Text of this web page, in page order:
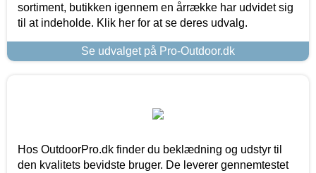
sortiment, butikken igennem en årrække har udvidet sig
til at indeholde. Klik her for at se deres udvalg.
Se udvalget på Pro-Outdoor.dk
Hos OutdoorPro.dk finder du beklædning og udstyr til
den kvalitets bevidste bruger. De leverer gennemtestet